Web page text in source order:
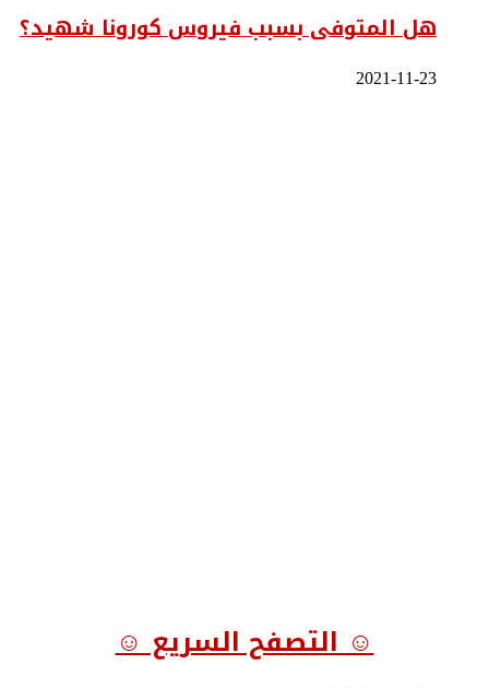
هل المتوفى بسبب فيروس كورونا شهيد؟
2021-11-23
☺ التصفح السريع ☺